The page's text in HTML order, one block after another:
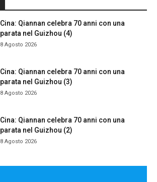
Cina: Qiannan celebra 70 anni con una
parata nel Guizhou (4)
8 Agosto 2026
Cina: Qiannan celebra 70 anni con una
parata nel Guizhou (3)
8 Agosto 2026
Cina: Qiannan celebra 70 anni con una
parata nel Guizhou (2)
8 Agosto 2026